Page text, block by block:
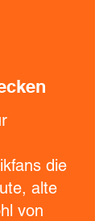
die
alte
von